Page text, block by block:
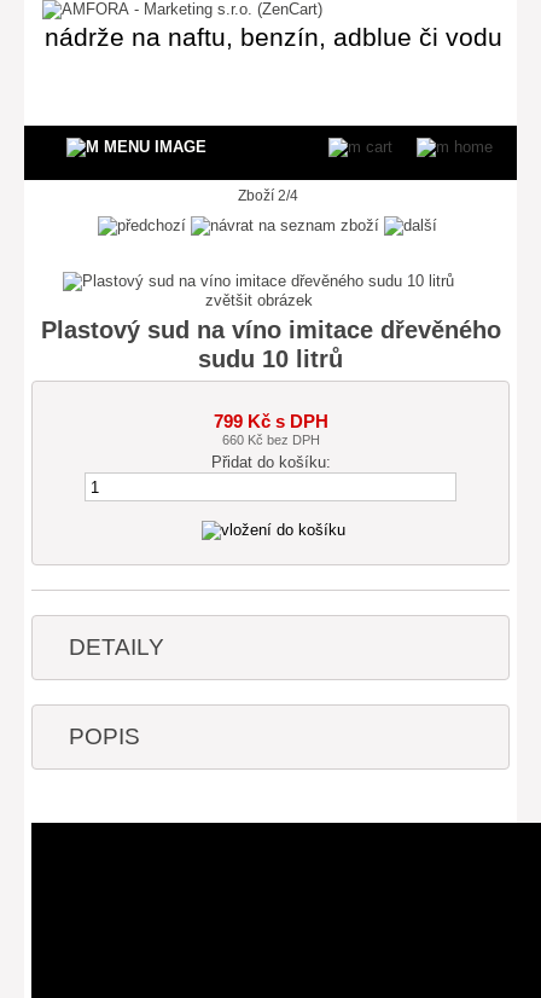
nádrže na naftu, benzín, adblue či vodu
Zboží 2/4
zvětšit obrázek
Plastový sud na víno imitace dřevěného
sudu 10 litrů
799 Kč s DPH
660 Kč bez DPH
DETAILY
POPIS